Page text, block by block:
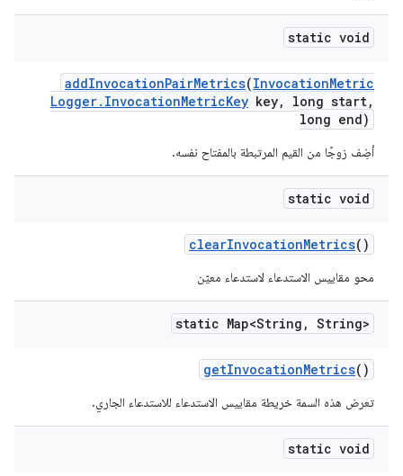
static void
addInvocationPairMetrics(InvocationMetric
Logger. InvocationMetricKey key, long start,
long end)
أضِف زوجًا من القيم المرتبطة بالمفتاح نفسه.
static void
clearInvocationMetrics()
محو مقاييس الاستدعاء لاستدعاء معيّن
static Map<String , String>
getInvocationMetrics()
تعرض هذه السمة خريطة مقاييس الاستدعاء للاستدعاء الجاري.
static void